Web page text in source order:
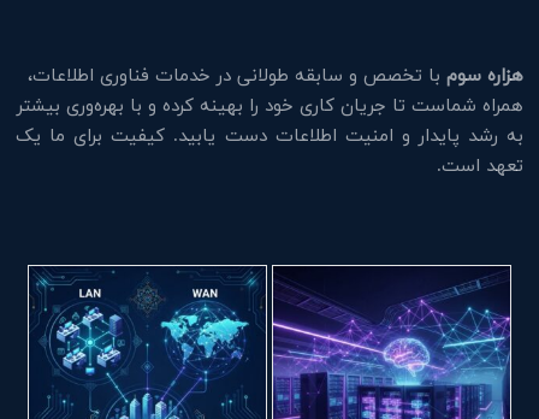
هزاره سوم با تخصص و سابقه طولانی در خدمات فناوری اطلاعات،
همراه شماست تا جریان کاری خود را بهینه کرده و با بهره‌وری بیشتر
به رشد پایدار و امنیت اطلاعات دست یابید. کیفیت برای ما یک
تعهد است.